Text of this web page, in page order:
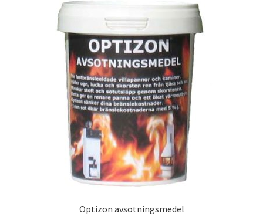
Optizon avsotningsmedel